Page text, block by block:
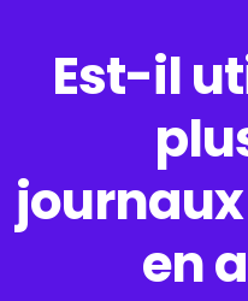
Est-il
en